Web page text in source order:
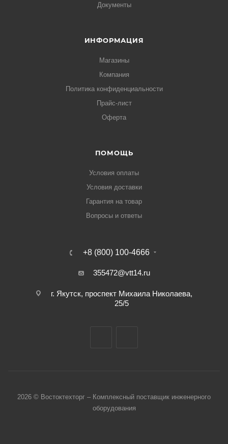
Документы
ИНФОРМАЦИЯ
Магазины
Компания
Политика конфиденциальности
Прайс-лист
Оферта
ПОМОЩЬ
Условия оплаты
Условия доставки
Гарантия на товар
Вопросы и ответы
+8 (800) 100-4666
355472@vtt14.ru
г. Якутск, проспект Михаила Николаева,
25/5
2026 © Востоктехторг – Комплексный поставщик инженерного
оборудования